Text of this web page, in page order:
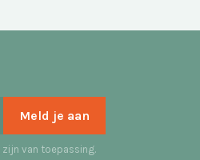
zijn van toepassing.